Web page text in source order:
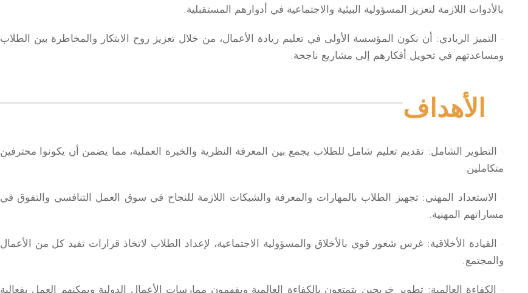
بالأدوات اللازمة لتعزيز المسؤولية البيئية والاجتماعية في أدوارهم المستقبلية.
· التميز الريادي: أن نكون المؤسسة الأولى في تعليم ريادة الأعمال، من خلال تعزيز روح الابتكار والمخاطرة بين الطلاب
ومساعدتهم في تحويل أفكارهم إلى مشاريع ناجحة.
الأهداف
· التطوير الشامل: تقديم تعليم شامل للطلاب يجمع بين المعرفة النظرية والخبرة العملية، مما يضمن أن يكونوا محترفين
متكاملين.
· الاستعداد المهني: تجهيز الطلاب بالمهارات والمعرفة والشبكات اللازمة للنجاح في سوق العمل التنافسي والتفوق في
مساراتهم المهنية.
· القيادة الأخلاقية: غرس شعور قوي بالأخلاق والمسؤولية الاجتماعية، لإعداد الطلاب لاتخاذ قرارات تفيد كل من الأعمال
والمجتمع.
· الكفاءة العالمية: تطوير خريجين يتمتعون بالكفاءة العالمية ويفهمون ممارسات الأعمال الدولية ويمكنهم العمل بفعالية